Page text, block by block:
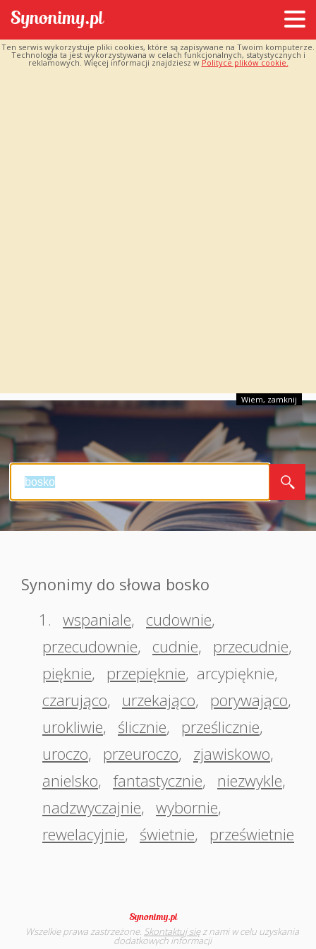
Ten serwis wykorzystuje pliki cookies, które są zapisywane na Twoim komputerze.
Technologia ta jest wykorzystywana w celach funkcjonalnych, statystycznych i
reklamowych. Więcej informacji znajdziesz w Polityce plików cookie.
Wiem, zamknij
Synonimy do słowa bosko
1. wspaniale, cudownie,
przecudownie, cudnie, przecudnie,
pięknie, przepięknie, arcypięknie,
czarująco, urzekająco, porywająco,
urokliwie, ślicznie, prześlicznie,
uroczo, przeuroczo, zjawiskowo,
anielsko, fantastycznie, niezwykle,
nadzwyczajnie, wybornie,
rewelacyjnie, świetnie, prześwietnie
Wszelkie prawa zastrzeżone. Skontaktuj sięz nami w celu uzyskania
dodatkowych informacji